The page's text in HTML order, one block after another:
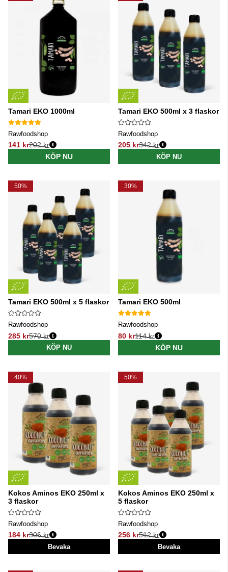
Tamari EKO 1000ml
Rawfoodshop
141 kr
Ordinarie pris:
202 kr
KÖP NU
Tamari EKO 500ml x 3 flaskor
Rawfoodshop
205 kr
Ordinarie pris:
342 kr
KÖP NU
50%
Tamari EKO 500ml x 5 flaskor
Rawfoodshop
285 kr
Ordinarie pris:
570 kr
KÖP NU
30%
Tamari EKO 500ml
Rawfoodshop
80 kr
Ordinarie pris:
114 kr
KÖP NU
40%
Kokos Aminos EKO 250ml x
3 flaskor
Rawfoodshop
184 kr
Ordinarie pris:
306 kr
Bevaka
50%
Kokos Aminos EKO 250ml x
5 flaskor
Rawfoodshop
256 kr
Ordinarie pris:
512 kr
Bevaka